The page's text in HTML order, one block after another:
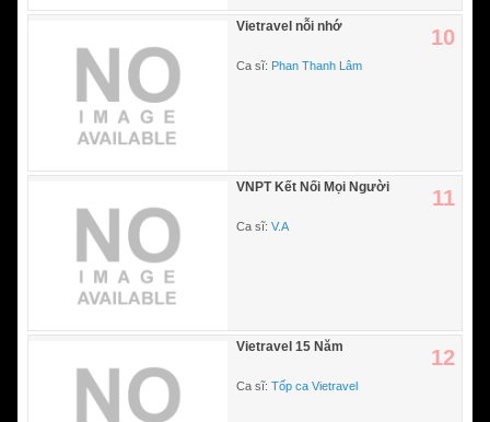
Vietravel nỗi nhớ 10
Ca sĩ: Phan Thanh Lâm
VNPT Kết Nối Mọi Người 11
Ca sĩ: V.A
Vietravel 15 Năm 12
Ca sĩ: Tốp ca Vietravel